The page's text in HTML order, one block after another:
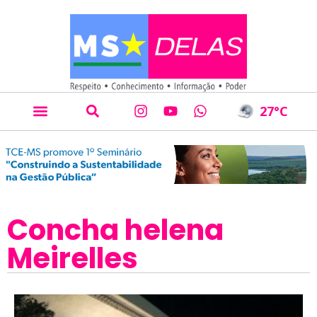
27°C
Concha helena
Meirelles